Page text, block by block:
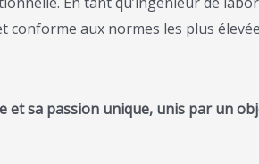
aux normes les plus
sa passion unique, unis par un